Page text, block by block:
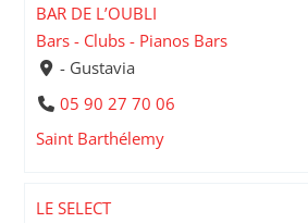
BAR DE L’OUBLI
Bars - Clubs - Pianos Bars
- Gustavia
05 90 27 70 06
Saint Barthélemy
LE SELECT